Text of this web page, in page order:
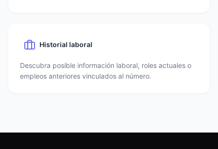
Historial laboral
Descubra posible información laboral, roles actuales o
empleos anteriores vinculados al número.